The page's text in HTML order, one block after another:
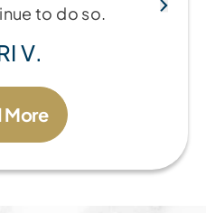
to do so.
V.
More